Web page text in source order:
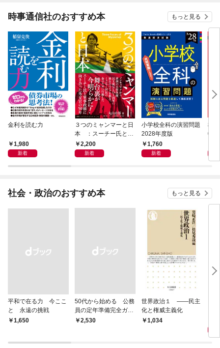
時事通信社のおすすめ本 もっと見る
金利を読む力
1,980
新着
３つのミャンマーと日
本 ：スーチー氏と軍
事政権に向き合った外
交官の50年
2,200
新着
小学校全科の演習問題
2028年度版
1,760
新着
教
028
社会・政治のおすすめ本 もっと見る
平和で在る力 今ここ
と 永遠の挑戦
￥1,650
50代から始める 公務
員の定年準備完全ガイ
ド
￥2,530
世界政治１ ――民主
化と権威主義化
1,034